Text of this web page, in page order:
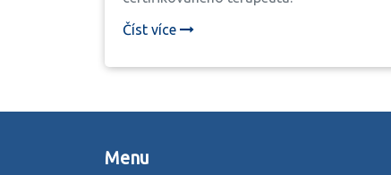
Číst více
Menu